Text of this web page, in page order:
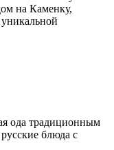
на Каменку,
ода традиционным
блюда с